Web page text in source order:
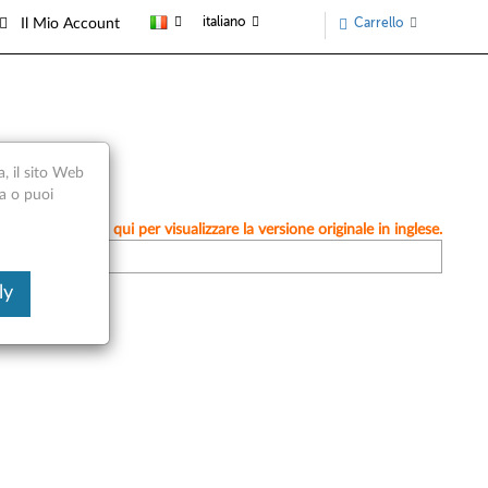
Il Mio Account italiano Carrello
fai clic qui per visualizzare la versione originale in inglese.
il sito Web
o puoi